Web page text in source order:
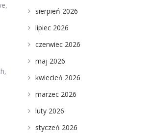
sierpień 2026
lipiec 2026
czerwiec 2026
maj 2026
kwiecień 2026
marzec 2026
luty 2026
styczeń 2026